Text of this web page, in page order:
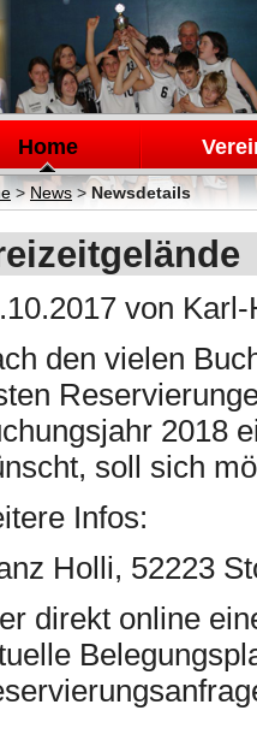
Home
> News>Newsdetails
von
den vielen
2018
soll sich
Infos:
Holli, 52223
direkt online